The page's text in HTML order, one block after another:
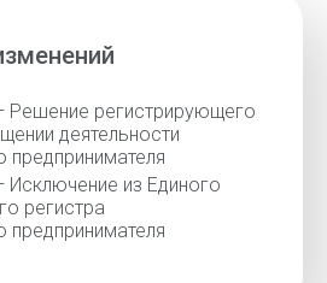
Решение регистрирующего
деятельности
предпринимателя
Исключение из Единого
регистра
предпринимателя